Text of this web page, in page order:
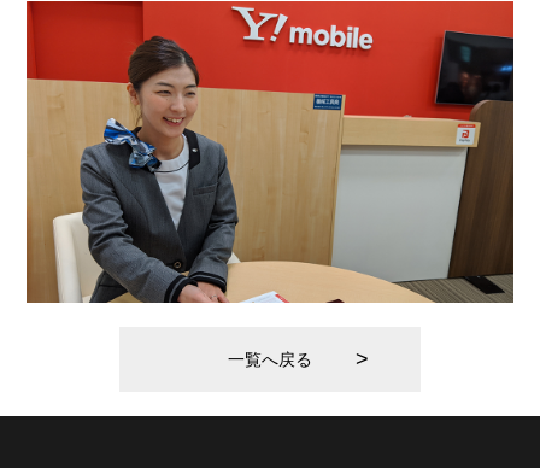
一覧へ戻る